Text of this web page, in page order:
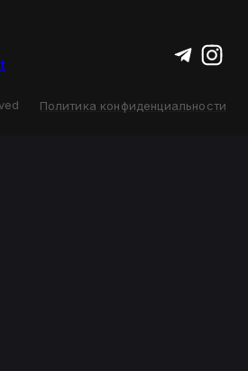
Политика конфиденциальности